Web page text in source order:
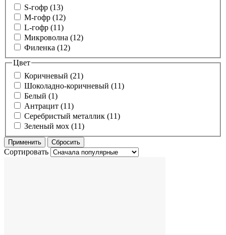
S-гофр (13)
M-гофр (12)
L-гофр (11)
Микроволна (12)
Филенка (12)
Цвет
Коричневый (21)
Шоколадно-коричневый (11)
Белый (1)
Антрацит (11)
Серебристый металлик (11)
Зеленый мох (11)
Сортировать